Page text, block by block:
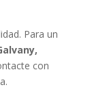
Para un
con